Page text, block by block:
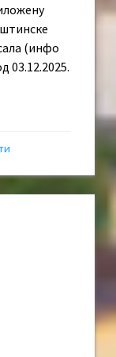
(инфо
03.12.2025.